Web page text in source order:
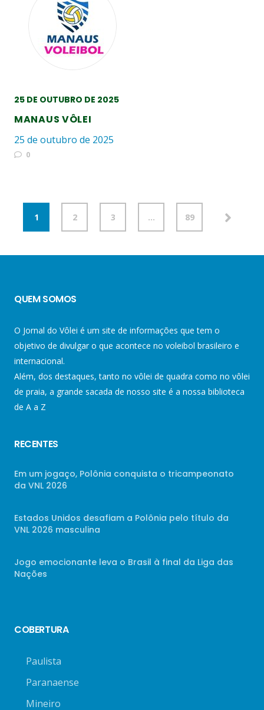
25 DE OUTUBRO DE 2025
MANAUS VÔLEI
25 de outubro de 2025
0
1 2 3 … 89
QUEM SOMOS
O Jornal do Vôlei é um site de informações que tem o
objetivo de divulgar o que acontece no voleibol brasileiro e
internacional.
Além, dos destaques, tanto no vôlei de quadra como no vôlei
de praia, a grande sacada de nosso site é a nossa biblioteca
de A a Z
RECENTES
Em um jogaço, Polônia conquista o tricampeonato
da VNL 2026
Estados Unidos desafiam a Polônia pelo título da
VNL 2026 masculina
Jogo emocionante leva o Brasil à final da Liga das
Nações
COBERTURA
Paulista
Paranaense
Mineiro